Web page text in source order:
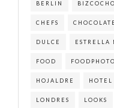
BERLIN BIZCOCHO
CHEFS CHOCOLATE
DULCE ESTRELLA
FOOD
HOJALDRE HOTEL
LONDRES LOOKS